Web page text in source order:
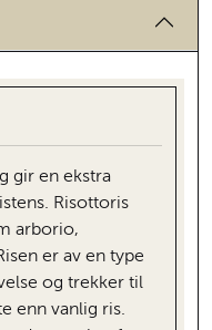
gir en ekstra
Risottoris
arborio,
er av en type
og trekker til
enn vanlig ris.